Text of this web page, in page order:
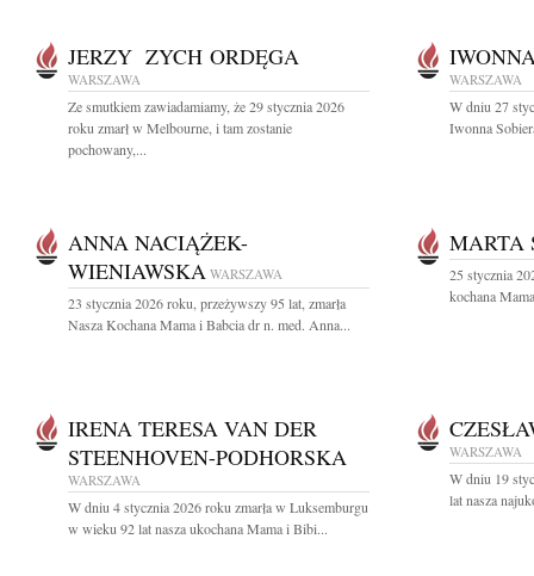
JERZY ZYCH ORDĘGA
WARSZAWA
Ze smutkiem zawiadamiamy, że 29 stycznia 2026
roku zmarł w Melbourne, i tam zostanie
pochowany,...
WARSZAWA
W dniu 27
Iwonna
ANNA NACIĄŻEK-
WIENIAWSKA WARSZAWA
23 stycznia 2026 roku, przeżywszy 95 lat, zmarła
Nasza Kochana Mama i Babcia dr n. med. Anna...
MARTA
25 stycznia
kochana
IRENA TERESA VAN DER
STEENHOVEN-PODHORSKA
WARSZAWA
W dniu 4 stycznia 2026 roku zmarła w Luksemburgu
w wieku 92 lat nasza ukochana Mama i Bibi...
WARSZAWA
W dniu 19
lat nasza